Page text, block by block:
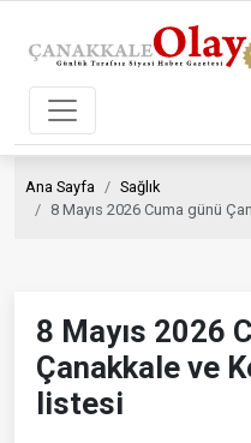
Ana Sayfa
Sağlık
8 Mayıs 2026 Cuma günü
8 Mayıs 2026
Çanakkale ve
listesi